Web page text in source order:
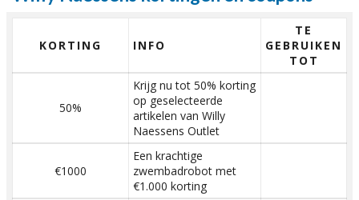
KORTING INFO
TE
GEBRUIKEN
TOT
50%
Krijg nu tot 50% korting
op geselecteerde
artikelen van Willy
Naessens Outlet
€1000
Een krachtige
zwembadrobot met
€1.000 korting